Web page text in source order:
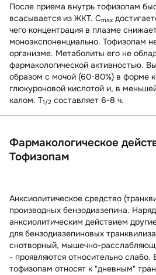
После приема внутрь тофизопам
всасывается из ЖКТ. Cmax
чего концентрация в плазме
моноэкспоненциально. Тофизопам
организме. Метаболиты его не
фармакологической активностью.
образом с мочой (60-80%) в форме
глюкуроновой кислотой и, в
калом. T1/2 составляет 6-8 ч.
Фармакологическое
Тофизопам
Анксиолитическое средство
производных бензодиазепина.
анксиолитическим действием
для бензодиазепиновых
снотворный, мышечно-
- проявляются относительно слабо.
тофизопам относят к "дневным"